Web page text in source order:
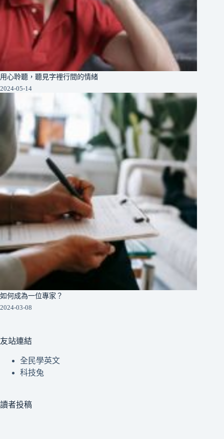
用心聆聽，聽見字裡行間的情緒
2024-05-14
如何成為一位專家？
2024-03-08
友站連結
全民學英文
科技兔
讀者投稿